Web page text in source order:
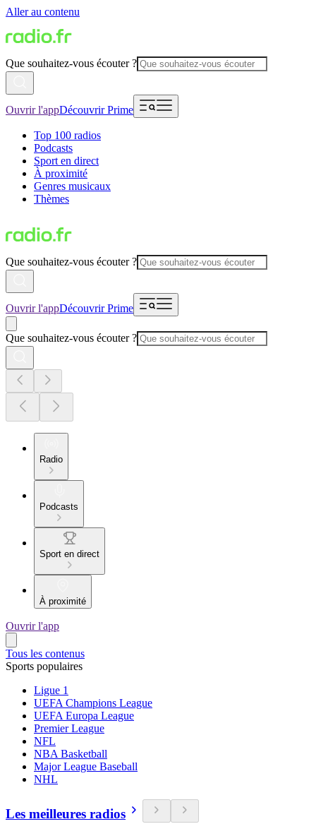
Aller au contenu
Que souhaitez-vous écouter ?
Ouvrir l'appDécouvrir Prime
Top 100 radios
Podcasts
Sport en direct
À proximité
Genres musicaux
Thèmes
Que souhaitez-vous écouter ?
Ouvrir l'appDécouvrir Prime
Que souhaitez-vous écouter ?
Radio
Podcasts
Sport en direct
À proximité
Ouvrir l'app
Tous les contenus
Sports populaires
Ligue 1
UEFA Champions League
UEFA Europa League
Premier League
NFL
NBA Basketball
Major League Baseball
NHL
Les meilleures radios